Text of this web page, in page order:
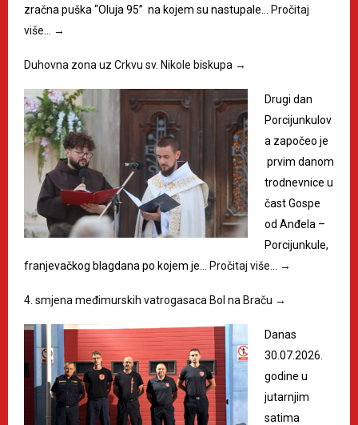
zračna puška “Oluja 95” na kojem su nastupale…
Pročitaj
više…
→
Duhovna zona uz Crkvu sv. Nikole biskupa →
Drugi dan
Porcijunkulov
a započeo je
prvim danom
trodnevnice u
čast Gospe
od Anđela –
Porcijunkule,
franjevačkog blagdana po kojem je…
Pročitaj više… →
4. smjena međimurskih vatrogasaca Bol na Braču →
Danas
30.07.2026.
godine u
jutarnjim
satima